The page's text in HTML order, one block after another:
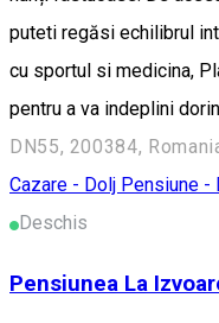
puteti regăsi echilibrul
cu sportul si medicina,
pentru a va indeplini
DN55, 200384,
Cazare - Dolj Pensiune -
Deschis
Pensiunea La